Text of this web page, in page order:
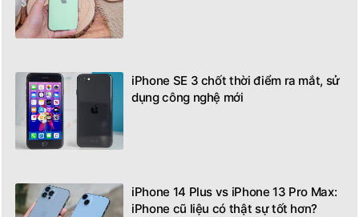
iPhone SE 3 chốt thời điểm ra mắt, sử
dụng công nghệ mới
iPhone 14 Plus vs iPhone 13 Pro Max:
iPhone cũ liệu có thật sự tốt hơn?